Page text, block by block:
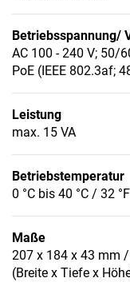
Betriebsspannung/
AC 100 - 240 V; 50/
PoE (IEEE 802.3af;
Leistung
max. 15 VA
Betriebstemperatur
0 °C bis 40 °C / 32
Maße
207 x 184 x 43 mm
(Breite x Tiefe x